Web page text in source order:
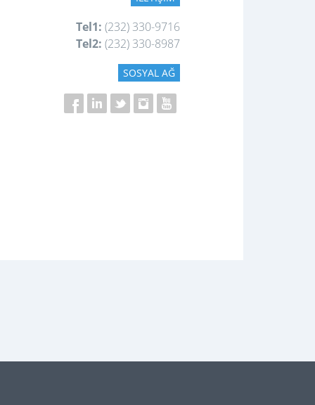
Tel1: (232) 330-9716
Tel2: (232) 330-8987
SOSYAL AĞ